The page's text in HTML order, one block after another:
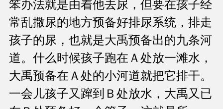
笨办法就是由着他去尿，但要在孩子经
常乱撒尿的地方预备好排尿系统，排走
孩子的尿，也就是大禹预备出的九条河
道。什么时候孩子跑在Ａ处放一滩水，
大禹预备在Ａ处的小河道就把它排干。
一会儿孩子又蹿到Ｂ处放水，大禹又已